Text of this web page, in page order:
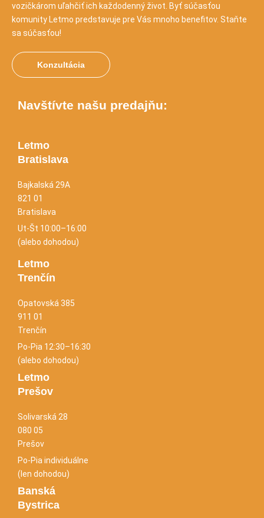
vozičkárom uľahčiť ich každodenný život. Byť súčasťou
komunity Letmo predstavuje pre Vás mnoho benefitov. Staňte
sa súčasťou!
Konzultácia
Navštívte našu predajňu:
Letmo
Bratislava
Bajkalská 29A
821 01
Bratislava
Ut-Št 10:00–16:00
(alebo dohodou)
Letmo
Trenčín
Opatovská 385
911 01
Trenčín
Po-Pia 12:30–16:30
(alebo dohodou)
Letmo
Prešov
Solivarská 28
080 05
Prešov
Po-Pia individuálne
(len dohodou)
Banská
Bystrica